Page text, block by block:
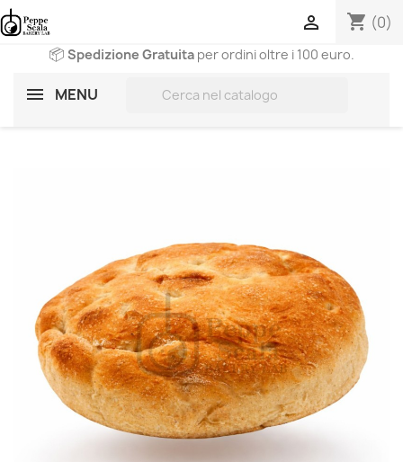
shopping_cart (0)

📦 Spedizione Gratuita per ordini oltre i 100 euro.
MENU